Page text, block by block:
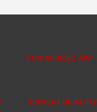
CUM SESIZEZ AVP
DOMENII DE